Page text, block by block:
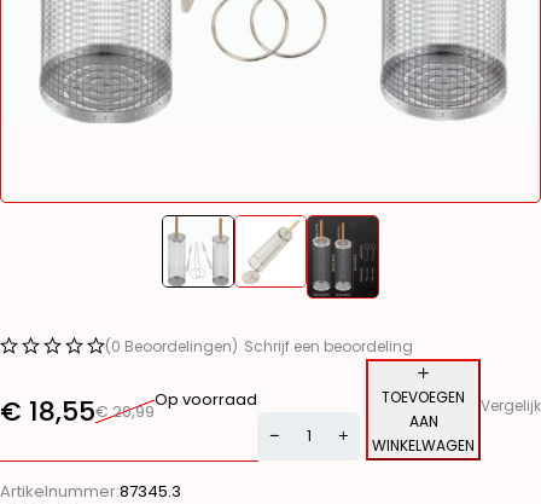
(0 Beoordelingen) Schrijf een beoordeling
€20,99
€ 18,55 Op voorraad
TOEVOEGEN
AAN
WINKELWAGEN
Alternative:
Vergelijk
Artikelnummer:87345.3